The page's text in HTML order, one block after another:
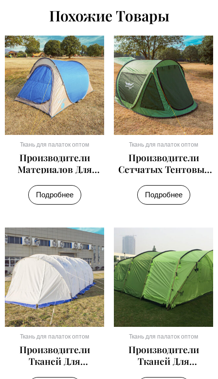
Похожие Товары
Ткань для палаток оптом
Производители
Материалов Для
Палаток
Подробнее
Ткань для палаток оптом
Производители
Сетчатых Тентовых
Подробнее
Ткань для палаток оптом
Производители
Тканей Для
Ткань для палаток оптом
Производители
Тканей Для